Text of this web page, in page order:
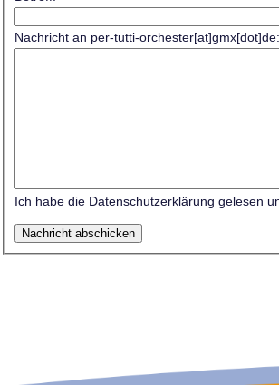
Nachricht an per-tutti-orchester[at]gmx[dot]de:
Ich habe die Datenschutzerklärung gelesen